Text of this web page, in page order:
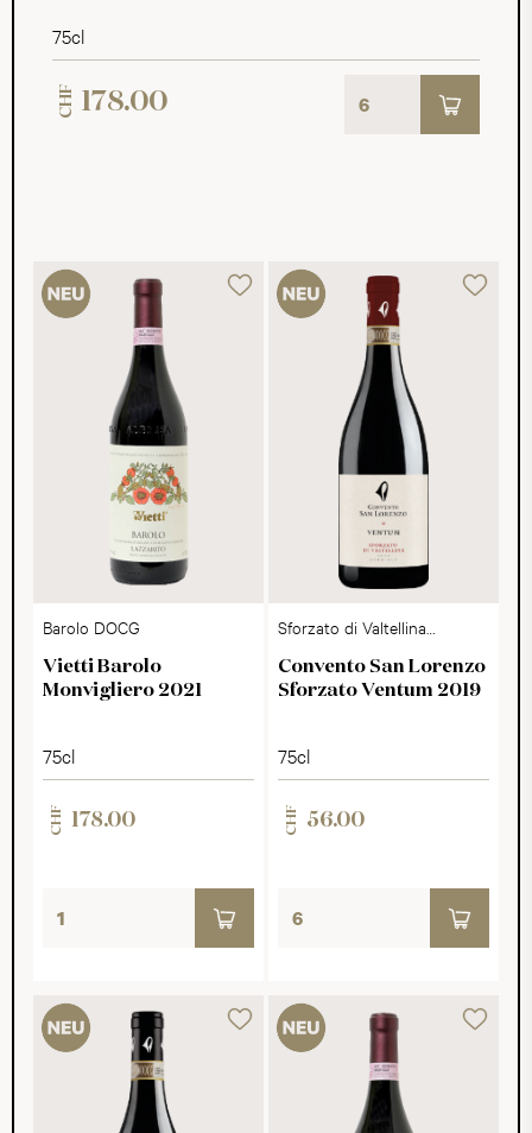
75cl
CHF 178.00
Barolo DOCG
Vietti Barolo
Monvigliero 2021
75cl
CHF 178.00
Sforzato di Valtellina
DOCG
Convento San Lorenzo
Sforzato Ventum 2019
75cl
CHF 56.00